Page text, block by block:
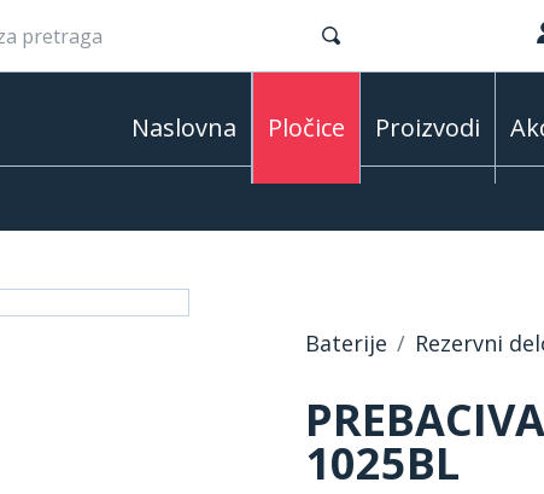
Naslovna Pločice Proizvodi
Baterije Rezervni
1025BL